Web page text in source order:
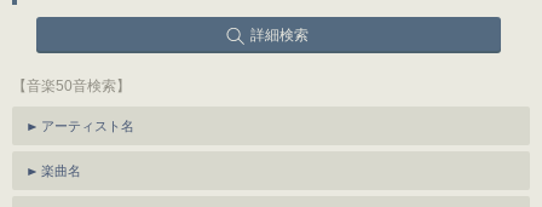
詳細検索
【音楽50音検索】
アーティスト名
楽曲名